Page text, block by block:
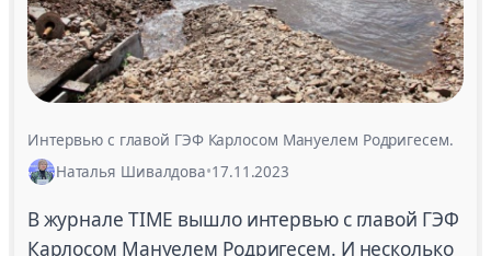
Интервью с главой ГЭФ Карлосом Мануелем Родригесем.
Наталья Шивалдова•17.11.2023
В журнале TIME вышло интервью с главой ГЭФ
Карлосом Мануелем Родригесем. И несколько